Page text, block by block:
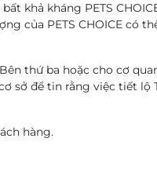
khả kháng PETS
của PETS CHOICE có
thứ ba hoặc cho cơ
sở để tin rằng việc tiết
hàng.